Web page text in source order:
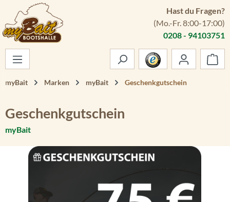
Zum Hauptinhalt springen
Hast du Fragen?
(Mo.-Fr. 8:00-17:00)
0208 - 94103751
myBait Marken myBait Geschenkgutschein
Geschenkgutschein
myBait
Bildergalerie überspringen